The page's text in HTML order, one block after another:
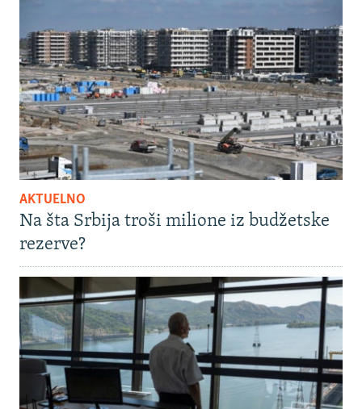
AKTUELNO
Na šta Srbija troši milione iz budžetske
rezerve?